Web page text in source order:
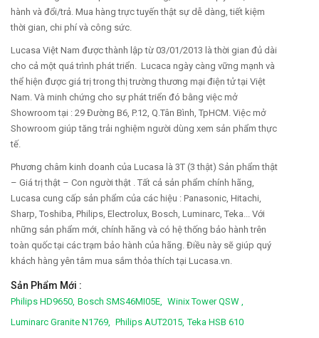
hành và đổi/trả. Mua hàng trực tuyến thật sự dễ dàng, tiết kiệm
thời gian, chi phí và công sức.
Lucasa Việt Nam được thành lập từ 03/01/2013 là thời gian đủ dài
cho cả một quá trình phát triển. Lucaca ngày càng vững mạnh và
thể hiện được giá trị trong thị trường thương mại điện tử tại Việt
Nam. Và minh chứng cho sự phát triển đó bằng việc mở
Showroom tại : 29 Đường B6, P.12, Q.Tân Bình, TpHCM. Việc mở
Showroom giúp tăng trải nghiệm người dùng xem sản phẩm thực
tế.
Phương châm kinh doanh của Lucasa là 3T (3 thật) Sản phẩm thật
– Giá trị thật – Con người thật . Tất cả sản phẩm chính hãng,
Lucasa cung cấp sản phẩm của các hiệu : Panasonic, Hitachi,
Sharp, Toshiba, Philips, Electrolux, Bosch, Luminarc, Teka... Với
những sản phẩm mới, chính hãng và có hệ thống bảo hành trên
toàn quốc tại các trạm bảo hành của hãng. Điều này sẽ giúp quý
khách hàng yên tâm mua sắm thỏa thích tại Lucasa.vn.
Sản Phẩm Mới :
Philips HD9650, Bosch SMS46MI05E, Winix Tower QSW ,
Luminarc Granite N1769, Philips AUT2015, Teka HSB 610